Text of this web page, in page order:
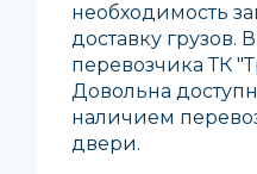
необходимость
доставку грузов.
перевозчика ТК
Довольна
наличием
двери.